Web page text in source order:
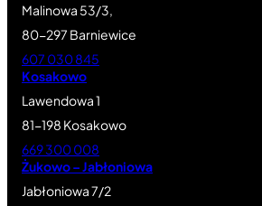
Malinowa 53/3,
80-297 Barniewice
607 030 845
Kosakowo
Lawendowa 1
81-198 Kosakowo
669 300 008
Żukowo – Jabłoniowa
Jabłoniowa 7/2